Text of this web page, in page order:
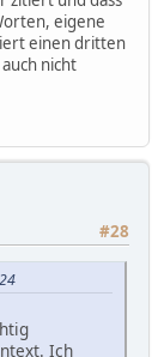
eigene
einen dritten
nicht
#28
Ich